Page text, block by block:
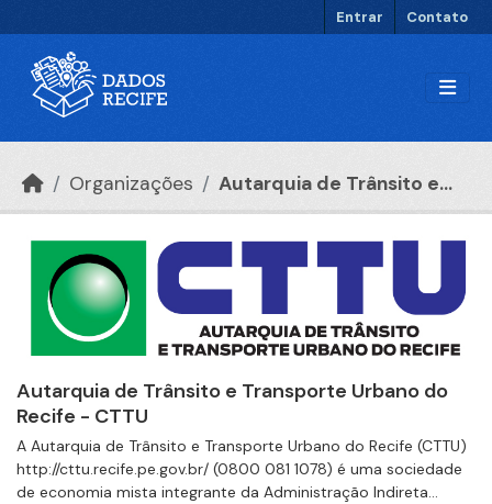
Entrar Contato
Organizações Autarquia de Trânsito e...
Autarquia de Trânsito e Transporte Urbano do
Recife - CTTU
A Autarquia de Trânsito e Transporte Urbano do Recife (CTTU)
http://cttu.recife.pe.gov.br/ (0800 081 1078) é uma sociedade
de economia mista integrante da Administração Indireta...